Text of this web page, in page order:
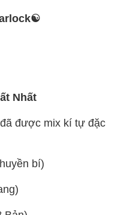
Nhất
được mix kí tự đặc
bí)